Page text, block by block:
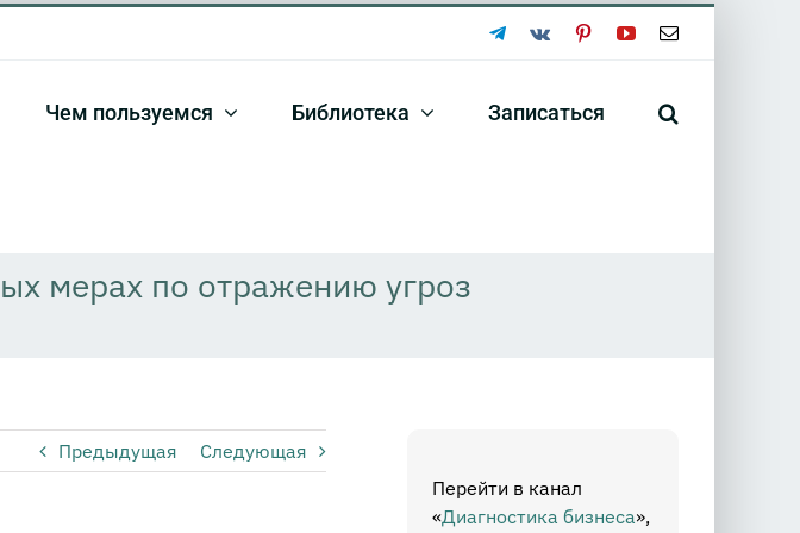
Telegram
Vk PinterestYouTubeEmail
Чем пользуемся Библиотека Записаться
мерах по отражению угроз
Предыдущая Следующая
Перейти в канал
«Диагностика бизнеса»,